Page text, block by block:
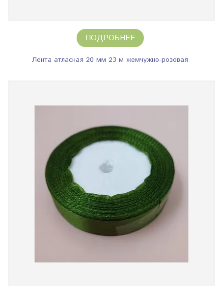
ПОДРОБНЕЕ
Лента атласная 20 мм 23 м жемчужно-розовая